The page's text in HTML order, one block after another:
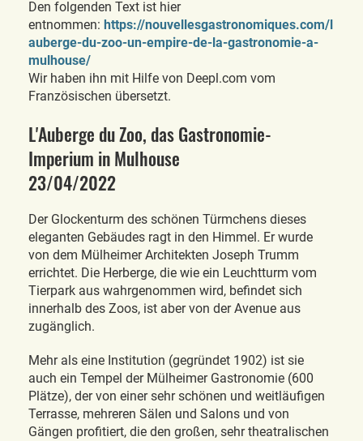
Den folgenden Text ist hier
entnommen: https://nouvellesgastronomiques.com/l
auberge-du-zoo-un-empire-de-la-gastronomie-a-
mulhouse/
Wir haben ihn mit Hilfe von Deepl.com vom
Französischen übersetzt.
L'Auberge du Zoo, das Gastronomie-
Imperium in Mulhouse
23/04/2022
Der Glockenturm des schönen Türmchens dieses
eleganten Gebäudes ragt in den Himmel. Er wurde
von dem Mülheimer Architekten Joseph Trumm
errichtet. Die Herberge, die wie ein Leuchtturm vom
Tierpark aus wahrgenommen wird, befindet sich
innerhalb des Zoos, ist aber von der Avenue aus
zugänglich.
Mehr als eine Institution (gegründet 1902) ist sie
auch ein Tempel der Mülheimer Gastronomie (600
Plätze), der von einer sehr schönen und weitläufigen
Terrasse, mehreren Sälen und Salons und von
Gängen profitiert, die den großen, sehr theatralischen